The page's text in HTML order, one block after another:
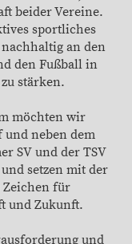
beider Vereine.
sportliches
an den
den Fußball in
stärken.
möchten wir
und neben dem
SV und der TSV
setzen mit der
Zeichen für
und Zukunft.
und